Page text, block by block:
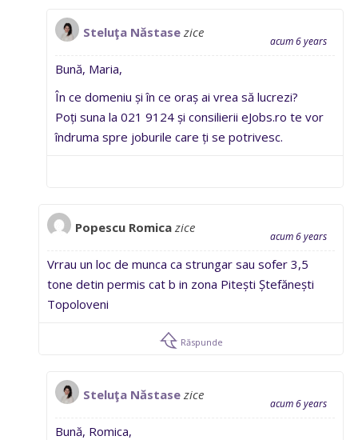
Steluţa Năstase zice
acum 6 years
Bună, Maria,
În ce domeniu și în ce oraș ai vrea să lucrezi?
Poți suna la 021 9124 și consilierii eJobs.ro te vor
îndruma spre joburile care ți se potrivesc.
Popescu Romica zice
acum 6 years
Vrrau un loc de munca ca strungar sau sofer 3,5
tone detin permis cat b in zona Pitești Ștefănești
Topoloveni
Răspunde
Steluţa Năstase zice
acum 6 years
Bună, Romica,